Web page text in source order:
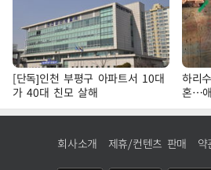
[단독]인천 부평구 아파트서 10대
가 40대 친모 살해
하리
혼…
회사소개 제휴/컨텐츠 판매 약